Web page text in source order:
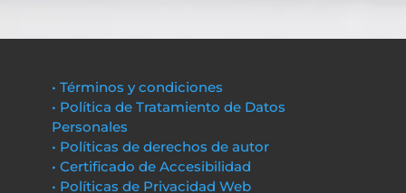
• Términos y condiciones
• Política de Tratamiento de Datos
Personales
• Políticas de derechos de autor
• Certificado de Accesibilidad
• Políticas de Privacidad Web